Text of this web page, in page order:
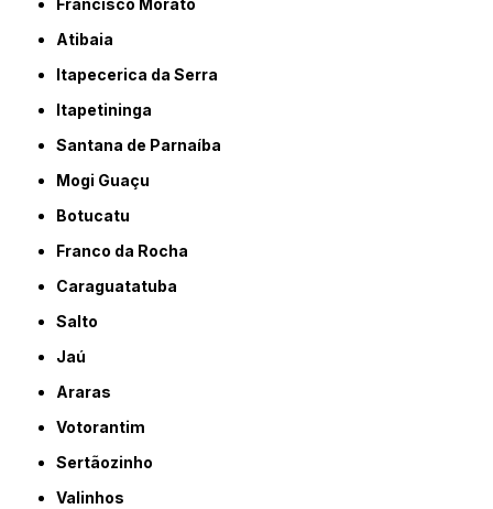
Francisco Morato
Atibaia
Itapecerica da Serra
Itapetininga
Santana de Parnaíba
Mogi Guaçu
Botucatu
Franco da Rocha
Caraguatatuba
Salto
Jaú
Araras
Votorantim
Sertãozinho
Valinhos